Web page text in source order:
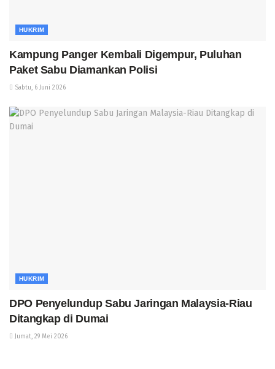
HUKRIM
Kampung Panger Kembali Digempur, Puluhan
Paket Sabu Diamankan Polisi
Sabtu, 6 Juni 2026
HUKRIM
DPO Penyelundup Sabu Jaringan Malaysia-Riau
Ditangkap di Dumai
Jumat, 29 Mei 2026